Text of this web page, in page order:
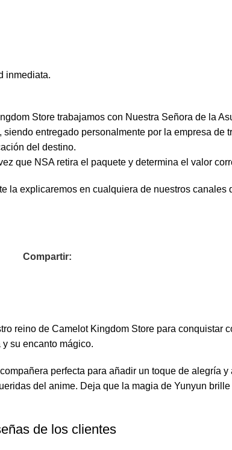
inmediata.
Store trabajamos con Nuestra Señora de la
entregado personalmente por la empresa de
del destino.
que NSA retira el paquete y determina el valor
la explicaremos en cualquiera de nuestros canales
Compartir:
reino de Camelot Kingdom Store para conquistar
su encanto mágico.
perfecta para añadir un toque de alegría
del anime. Deja que la magia de Yunyun
de los clientes